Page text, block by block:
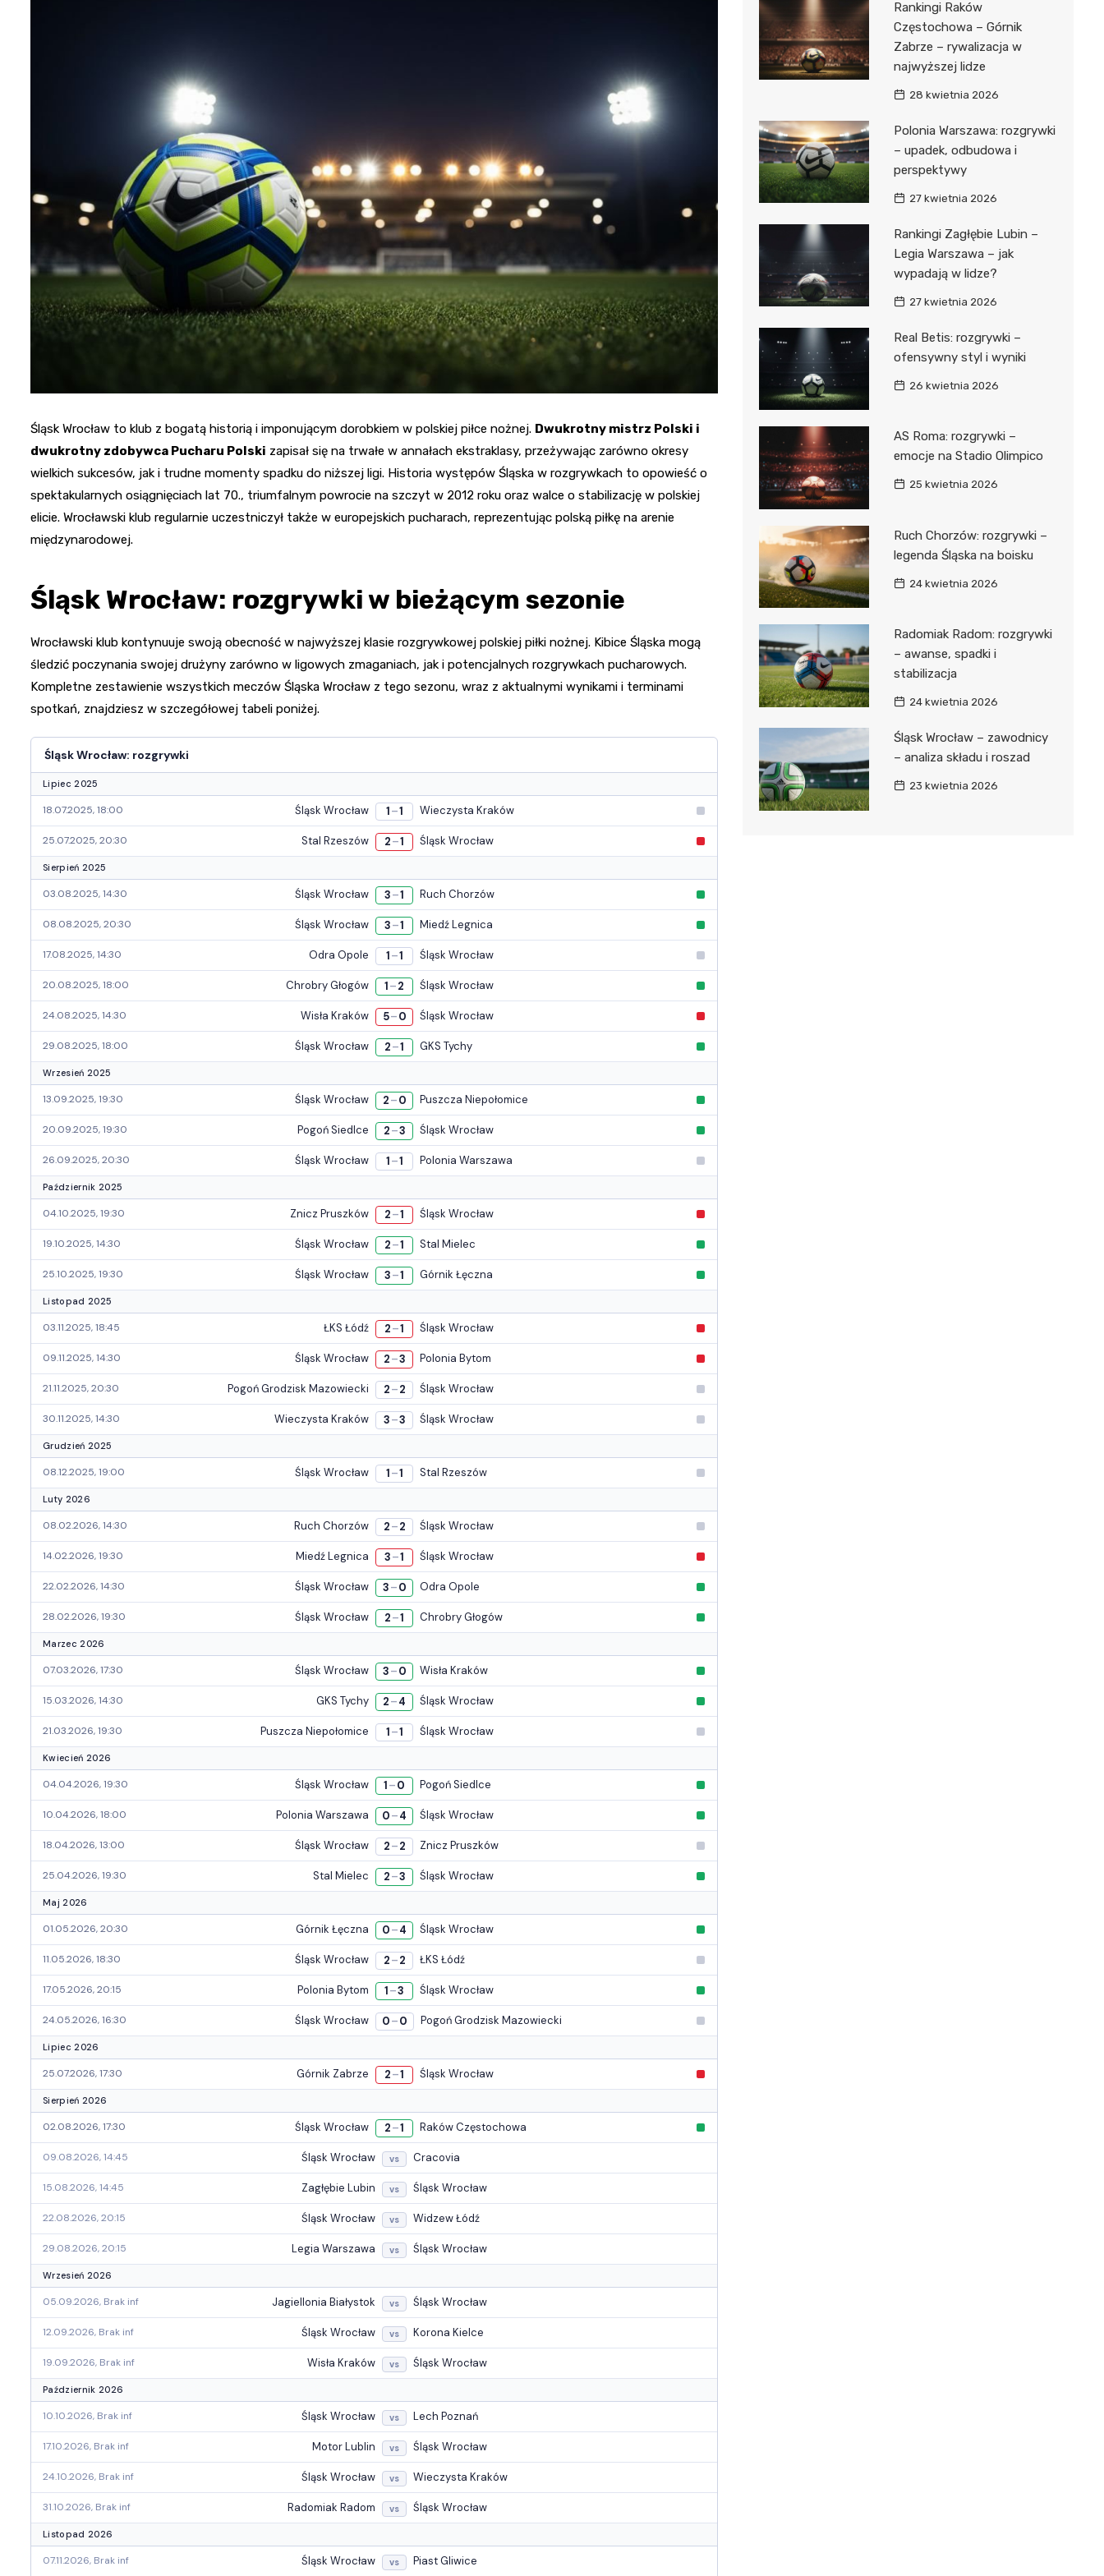
Śląsk Wrocław to klub z bogatą historią i imponującym dorobkiem w polskiej piłce nożnej. Dwukrotny mistrz Polski i
dwukrotny zdobywca Pucharu Polski zapisał się na trwałe w annałach ekstraklasy, przeżywając zarówno okresy
wielkich sukcesów, jak i trudne momenty spadku do niższej ligi. Historia występów Śląska w rozgrywkach to opowieść o
spektakularnych osiągnięciach lat 70., triumfalnym powrocie na szczyt w 2012 roku oraz walce o stabilizację w polskiej
elicie. Wrocławski klub regularnie uczestniczył także w europejskich pucharach, reprezentując polską piłkę na arenie
międzynarodowej.
Śląsk Wrocław: rozgrywki w bieżącym sezonie
Wrocławski klub kontynuuje swoją obecność w najwyższej klasie rozgrywkowej polskiej piłki nożnej. Kibice Śląska mogą
śledzić poczynania swojej drużyny zarówno w ligowych zmaganiach, jak i potencjalnych rozgrywkach pucharowych.
Kompletne zestawienie wszystkich meczów Śląska Wrocław z tego sezonu, wraz z aktualnymi wynikami i terminami
spotkań, znajdziesz w szczegółowej tabeli poniżej.
Śląsk Wrocław: rozgrywki
Lipiec 2025
18.07.2025, 18:00 Śląsk Wrocław 1–1 Wieczysta Kraków
25.07.2025, 20:30 Stal Rzeszów 2–1 Śląsk Wrocław
Sierpień 2025
03.08.2025, 14:30 Śląsk Wrocław 3–1 Ruch Chorzów
08.08.2025, 20:30 Śląsk Wrocław 3–1 Miedź Legnica
17.08.2025, 14:30 Odra Opole 1–1 Śląsk Wrocław
20.08.2025, 18:00 Chrobry Głogów 1–2 Śląsk Wrocław
24.08.2025, 14:30 Wisła Kraków 5–0 Śląsk Wrocław
29.08.2025, 18:00 Śląsk Wrocław 2–1 GKS Tychy
Wrzesień 2025
13.09.2025, 19:30 Śląsk Wrocław 2–0 Puszcza Niepołomice
20.09.2025, 19:30 Pogoń Siedlce 2–3 Śląsk Wrocław
26.09.2025, 20:30 Śląsk Wrocław 1–1 Polonia Warszawa
Październik 2025
04.10.2025, 19:30 Znicz Pruszków 2–1 Śląsk Wrocław
19.10.2025, 14:30 Śląsk Wrocław 2–1 Stal Mielec
25.10.2025, 19:30 Śląsk Wrocław 3–1 Górnik Łęczna
Listopad 2025
03.11.2025, 18:45 ŁKS Łódź 2–1 Śląsk Wrocław
09.11.2025, 14:30 Śląsk Wrocław 2–3 Polonia Bytom
21.11.2025, 20:30 Pogoń Grodzisk Mazowiecki 2–2 Śląsk Wrocław
30.11.2025, 14:30 Wieczysta Kraków 3–3 Śląsk Wrocław
Grudzień 2025
08.12.2025, 19:00 Śląsk Wrocław 1–1 Stal Rzeszów
Luty 2026
08.02.2026, 14:30 Ruch Chorzów 2–2 Śląsk Wrocław
14.02.2026, 19:30 Miedź Legnica 3–1 Śląsk Wrocław
22.02.2026, 14:30 Śląsk Wrocław 3–0 Odra Opole
28.02.2026, 19:30 Śląsk Wrocław 2–1 Chrobry Głogów
Marzec 2026
07.03.2026, 17:30 Śląsk Wrocław 3–0 Wisła Kraków
15.03.2026, 14:30 GKS Tychy 2–4 Śląsk Wrocław
21.03.2026, 19:30 Puszcza Niepołomice 1–1 Śląsk Wrocław
Kwiecień 2026
04.04.2026, 19:30 Śląsk Wrocław 1–0 Pogoń Siedlce
10.04.2026, 18:00 Polonia Warszawa 0–4 Śląsk Wrocław
18.04.2026, 13:00 Śląsk Wrocław 2–2 Znicz Pruszków
25.04.2026, 19:30 Stal Mielec 2–3 Śląsk Wrocław
Maj 2026
01.05.2026, 20:30 Górnik Łęczna 0–4 Śląsk Wrocław
11.05.2026, 18:30 Śląsk Wrocław 2–2 ŁKS Łódź
17.05.2026, 20:15 Polonia Bytom 1–3 Śląsk Wrocław
24.05.2026, 16:30 Śląsk Wrocław 0–0 Pogoń Grodzisk Mazowiecki
Lipiec 2026
25.07.2026, 17:30 Górnik Zabrze 2–1 Śląsk Wrocław
Sierpień 2026
02.08.2026, 17:30 Śląsk Wrocław 2–1 Raków Częstochowa
09.08.2026, 14:45 Śląsk Wrocław vs Cracovia
15.08.2026, 14:45 Zagłębie Lubin vs Śląsk Wrocław
22.08.2026, 20:15 Śląsk Wrocław vs Widzew Łódź
29.08.2026, 20:15 Legia Warszawa vs Śląsk Wrocław
Wrzesień 2026
05.09.2026, Brak inf Jagiellonia Białystok vs Śląsk Wrocław
12.09.2026, Brak inf Śląsk Wrocław vs Korona Kielce
19.09.2026, Brak inf Wisła Kraków vs Śląsk Wrocław
Październik 2026
10.10.2026, Brak inf Śląsk Wrocław vs Lech Poznań
17.10.2026, Brak inf Motor Lublin vs Śląsk Wrocław
24.10.2026, Brak inf Śląsk Wrocław vs Wieczysta Kraków
31.10.2026, Brak inf Radomiak Radom vs Śląsk Wrocław
Listopad 2026
07.11.2026, Brak inf Śląsk Wrocław vs Piast Gliwice
Rankingi Raków
Częstochowa – Górnik
Zabrze – rywalizacja w
najwyższej lidze
28 kwietnia 2026
Polonia Warszawa: rozgrywki
– upadek, odbudowa i
perspektywy
27 kwietnia 2026
Rankingi Zagłębie Lubin –
Legia Warszawa – jak
wypadają w lidze?
27 kwietnia 2026
Real Betis: rozgrywki –
ofensywny styl i wyniki
26 kwietnia 2026
AS Roma: rozgrywki –
emocje na Stadio Olimpico
25 kwietnia 2026
Ruch Chorzów: rozgrywki –
legenda Śląska na boisku
24 kwietnia 2026
Radomiak Radom: rozgrywki
– awanse, spadki i
stabilizacja
24 kwietnia 2026
Śląsk Wrocław – zawodnicy
– analiza składu i roszad
23 kwietnia 2026